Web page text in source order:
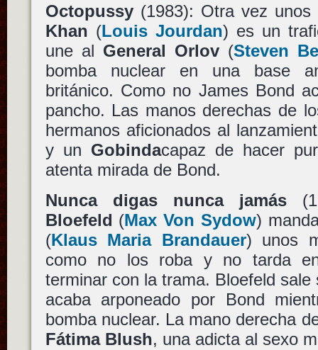
Octopussy(1983): Otra vez unos
Khan (Louis Jourdan) es un
une al General Orlov(Steven
bomba nuclear en una base
británico. Como no James Bond
pancho. Las manos derechas de
hermanos aficionados al
y un Gobindacapaz de hacer
atenta mirada de Bond.
Nunca digas nunca jamás
Bloefeld (Max Von Sydow)
(Klaus Maria Brandauer) unos
como no los roba y no tarda
terminar con la trama. Bloefeld sale
acaba arponeado por Bond
bomba nuclear. La mano derecha
Fátima Blush, una adicta al sexo